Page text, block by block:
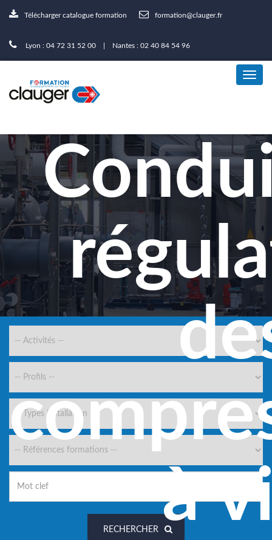
Télécharger catalogue formation formation@clauger.fr
Lyon : 04 72 31 52 00 | Nantes : 02 40 84 54 96
à
RECHERCHER